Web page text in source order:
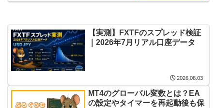
【実測】FXTFのスプレッド検証
｜2026年7月リアル口座データ
2026.08.03
MT4のグローバル変数とは？EA
の設定やタイマーを再起動後も保